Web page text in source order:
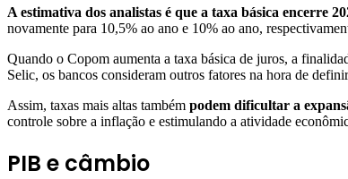
A estimativa dos analistas é que a taxa básica encerre
novamente para 10,5% ao ano e 10% ao ano,
Quando o Copom aumenta a taxa básica de juros, a
Selic, os bancos consideram outros fatores na hora de
Assim, taxas mais altas também podem dificultar a
controle sobre a inflação e estimulando a atividade
PIB e câmbio